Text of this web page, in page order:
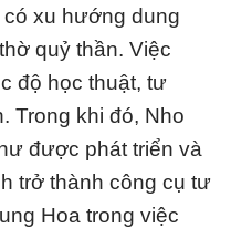
xu hướng dung
quỷ thần. Việc
độ học thuật, tư
Trong khi đó, Nho
được phát triển và
trở thành công cụ tư
Hoa trong việc